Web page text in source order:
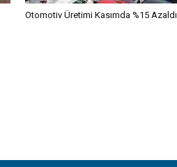
Otomotiv Üretimi Kasımda %15 Azaldı